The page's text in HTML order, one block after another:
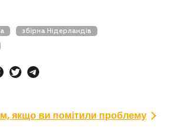
збірна Нідерландів
якщо ви помітили проблему